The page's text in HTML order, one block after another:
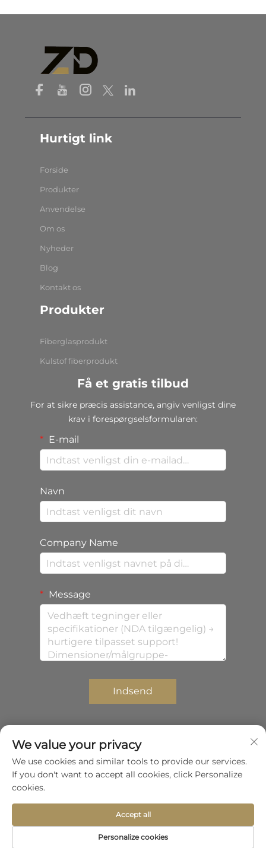
Hurtigt link
Forside
Produkter
Anvendelse
Om os
Nyheder
Blog
Kontakt os
Produkter
Fiberglasprodukt
Kulstof fiberprodukt
Få et gratis tilbud
For at sikre præcis assistance, angiv venligst dine
krav i forespørgselsformularen:
E-mail
Navn
Company Name
Message
Indsend
Copyright © 2026 Shenzhen Zhongda Composites
Co.,Ltd. Alle rettigheder forbeholdes.
Privatlivspolitik
Rul til toppen
We value your privacy
We use cookies and similar tools to provide our services.
If you don't want to accept all cookies, click Personalize
cookies.
Personalize cookies
Accept all